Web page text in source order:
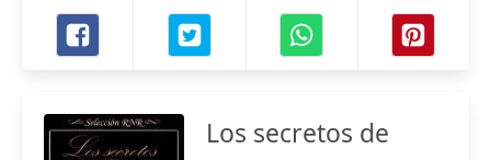
Los secretos de